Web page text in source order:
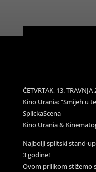
ČETVRTAK, 13.
Kino Urania: “Smijeh u
SplickaScena
Kino Urania &
Najbolji splitski stand-
3 godine!
Ovom prilikom stižemo